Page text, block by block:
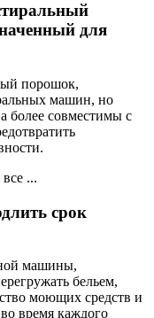
для
порошок,
машин, но
более совместимы с
срок
машины,
бельем,
моющих средств и
время каждого